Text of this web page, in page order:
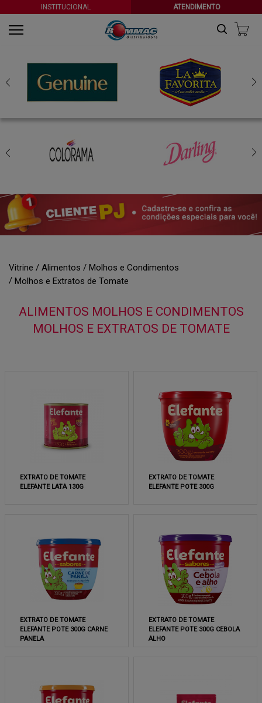
INSTITUCIONAL ATENDIMENTO
Vitrine Alimentos
Molhos e Condimentos
Molhos e Extratos de Tomate
ALIMENTOS MOLHOS E CONDIMENTOS
MOLHOS E EXTRATOS DE TOMATE
EXTRATO DE TOMATE
ELEFANTE LATA 130G
EXTRATO DE TOMATE
ELEFANTE POTE 300G
EXTRATO DE TOMATE
ELEFANTE POTE 300G CARNE
PANELA
EXTRATO DE TOMATE
ELEFANTE POTE 300G CEBOLA
ALHO